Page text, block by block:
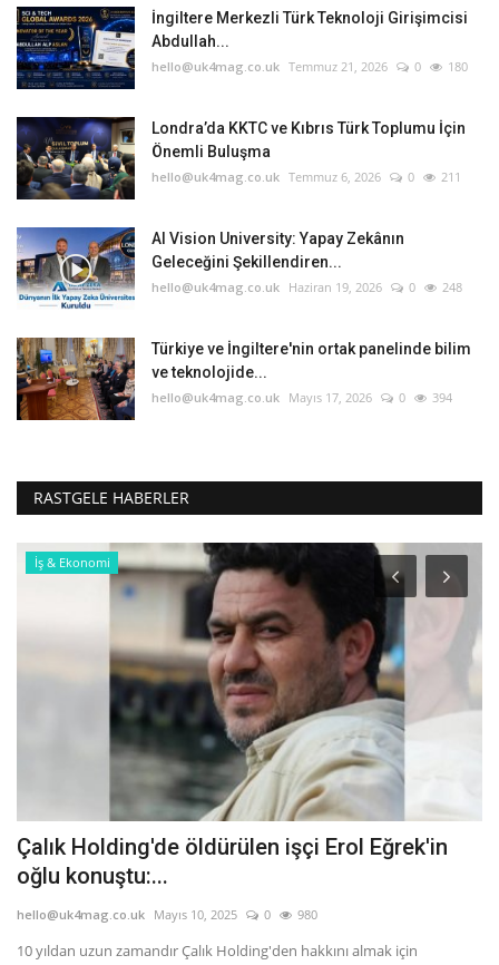
İngiltere Merkezli Türk Teknoloji Girişimcisi
Abdullah...
hello@uk4mag.co.uk Temmuz 21, 2026 0 180
Londra’da KKTC ve Kıbrıs Türk Toplumu İçin
Önemli Buluşma
hello@uk4mag.co.uk Temmuz 6, 2026 0 211
AI Vision University: Yapay Zekânın
Geleceğini Şekillendiren...
hello@uk4mag.co.uk Haziran 19, 2026 0 248
Türkiye ve İngiltere'nin ortak panelinde bilim
ve teknolojide...
hello@uk4mag.co.uk Mayıs 17, 2026 0 394
RASTGELE HABERLER
İş & Ekonomi
Çalık Holding'de öldürülen işçi Erol Eğrek'in
oğlu konuştu:...
hello@uk4mag.co.uk Mayıs 10, 2025 0 980
10 yıldan uzun zamandır Çalık Holding'den hakkını almak için